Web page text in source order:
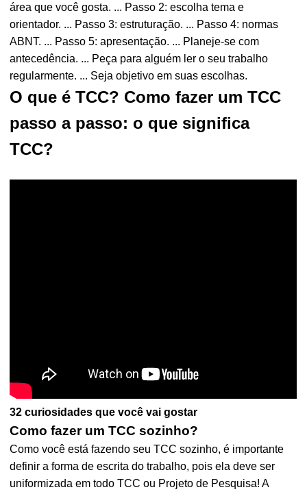
área que você gosta. ... Passo 2: escolha tema e
orientador. ... Passo 3: estruturação. ... Passo 4: normas
ABNT. ... Passo 5: apresentação. ... Planeje-se com
antecedência. ... Peça para alguém ler o seu trabalho
regularmente. ... Seja objetivo em suas escolhas.
O que é TCC? Como fazer um TCC
passo a passo: o que significa
TCC?
32 curiosidades que você vai gostar
Como fazer um TCC sozinho?
Como você está fazendo seu TCC sozinho, é importante
definir a forma de escrita do trabalho, pois ela deve ser
uniformizada em todo TCC ou Projeto de Pesquisa! A